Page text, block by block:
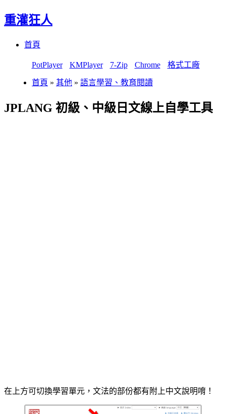
重灌狂人
首頁
PotPlayer KMPlayer 7-Zip Chrome 格式工廠
首頁 » 其他 » 語言學習、教育閱讀
JPLANG 初級、中級日文線上自學工具
在上方可切換學習單元，文法的部份都有附上中文說明唷！